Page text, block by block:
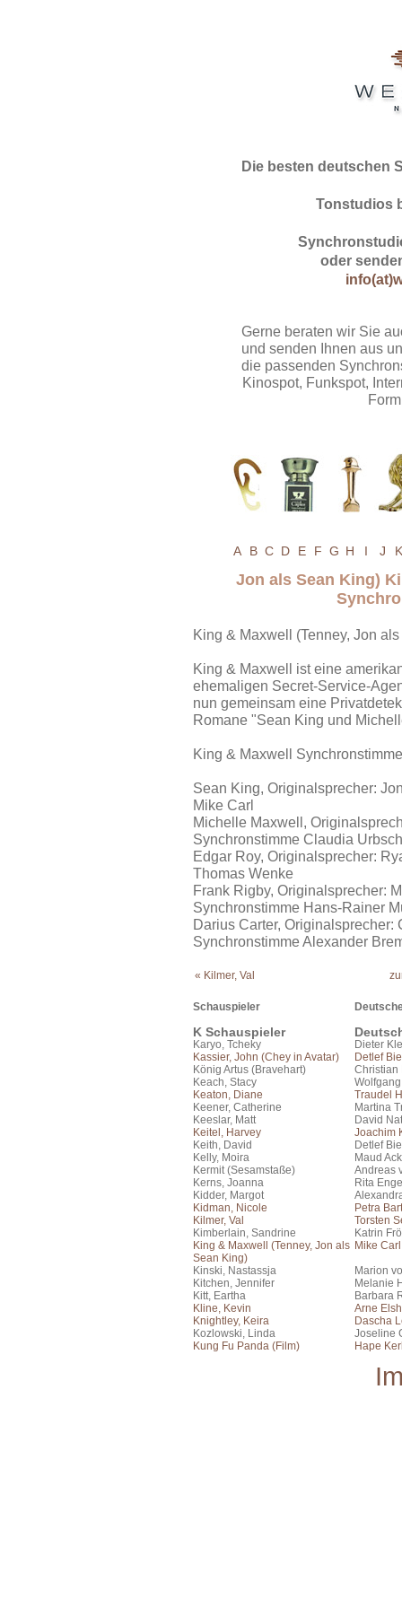
Die besten deutschen
Tonstudios
oder
Gerne beraten wir Sie
und senden Ihnen aus
die passenden
Kinospot, Funkspot,
A B C D E F G H I J K
Jon als Sean King)
King & Maxwell (Tenney, Jon
King & Maxwell ist eine
ehemaligen Secret-Service-
nun gemeinsam eine
Romane "Sean King und
King & Maxwell
Sean King, Originalsprecher:
Mike Carl
Michelle Maxwell,
Synchronstimme Claudia
Edgar Roy, Originalsprecher:
Thomas Wenke
Frank Rigby, Originalsprecher:
Synchronstimme Hans-Rainer
Darius Carter, Originalsprecher:
Synchronstimme Alexander
« Kilmer, Val
Schauspieler
K Schauspieler
Karyo, Tcheky
Dieter
Kassier, John (Chey in Avatar)
Detlef
König Artus (Bravehart)
Christian
Keach, Stacy
Keaton, Diane
Traudel
Keener, Catherine
Martina
Keeslar, Matt
David
Keitel, Harvey
Joachim
Keith, David
Detlef
Kelly, Moira
Maud
Kermit (Sesamstaße)
Andreas
Kerns, Joanna
Rita
Kidder, Margot
Kidman, Nicole
Petra
Kilmer, Val
Torsten
Kimberlain, Sandrine
Katrin
King & Maxwell (Tenney, Jon als
Sean King)
Mike Carl
Kinski, Nastassja
Marion
Kitchen, Jennifer
Melanie
Kitt, Eartha
Barbara
Kline, Kevin
Arne
Knightley, Keira
Dascha
Kozlowski, Linda
Joseline
Kung Fu Panda (Film)
Hape